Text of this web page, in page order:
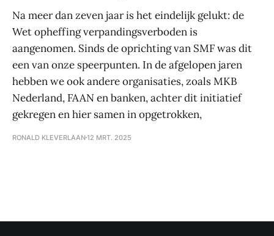
Na meer dan zeven jaar is het eindelijk gelukt: de
Wet opheffing verpandingsverboden is
aangenomen. Sinds de oprichting van SMF was dit
een van onze speerpunten. In de afgelopen jaren
hebben we ook andere organisaties, zoals MKB
Nederland, FAAN en banken, achter dit initiatief
gekregen en hier samen in opgetrokken,
RONALD KLEVERLAAN12 MRT. 2025